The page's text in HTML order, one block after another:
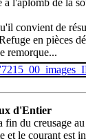
convient de
en pièces
remorque...
d'Entier
fin du creusage
et le courant est